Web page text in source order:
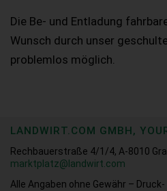
Die Be- und Entladung
Wunsch durch unser
problemlos möglich.
LANDWIRT.COM GMBH,
Rechbauerstraße 4/1/4, A-8010
marktplatz@landwirt.com
Alle Angaben ohne Gewähr –